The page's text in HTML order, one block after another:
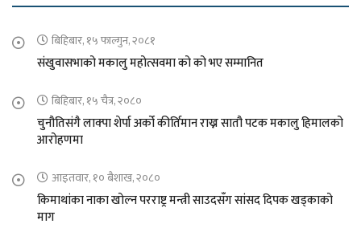
बिहिबार, १५ फाल्गुन, २०८१
संखुवासभाको मकालु महोत्सवमा को को भए सम्मानित
बिहिबार, १५ चैत्र, २०८०
चुनौतिसंगै लाक्पा शेर्पा अर्को कीर्तिमान राख्न सातौ पटक मकालु हिमालको
आरोहणमा
आइतवार, १० बैशाख, २०८०
किमाथांका नाका खोल्न परराष्ट्र मन्त्री साउदसँग सांसद दिपक खड्काको
माग